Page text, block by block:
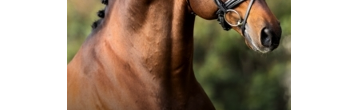
Mehr Info